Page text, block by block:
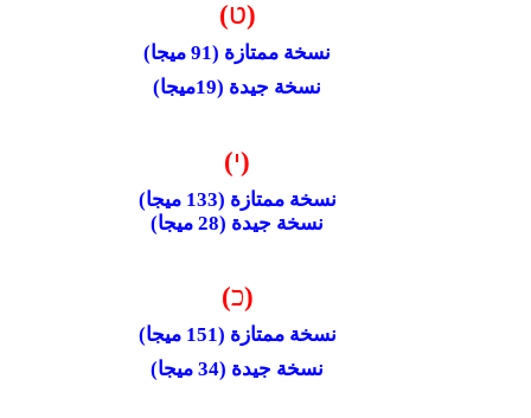
(ט)
نسخة ممتازة (91 ميجا)
نسخة جيدة (19ميجا)
(י)
نسخة ممتازة (133 ميجا)
نسخة جيدة (28 ميجا)
(כ)
نسخة ممتازة (151 ميجا)
نسخة جيدة (34 ميجا)